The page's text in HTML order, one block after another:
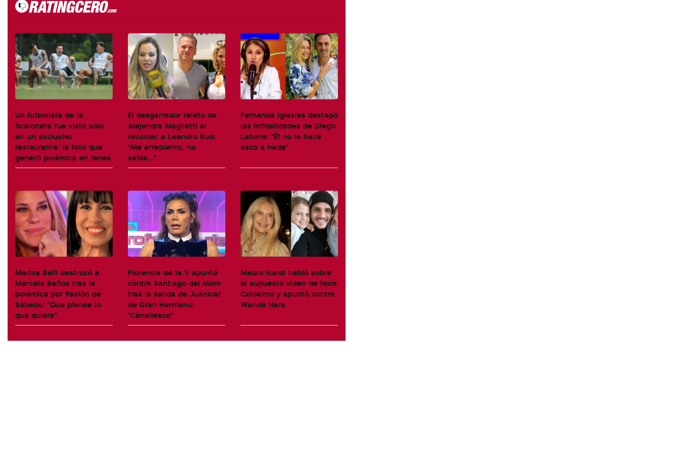
Un futbolista de la
Scaloneta fue visto solo
en un exclusivo
restaurante: la foto que
generó polémica en redes
El desgarrador relato de
Alejandra Maglietti al
recordar a Leandro Rud:
"Me arrepiento, no
sabía..."
Fernanda Iglesias destapó
las infidelidades de Diego
Latorre: "Él no le hace
asco a nada"
Marixa Balli destrozó a
Marcela Baños tras la
polémica por Pasión de
Sábado: "Que piense lo
que quiera"
Florencia de la V apuntó
contra Santiago del Moro
tras la salida de Juanicar
de Gran Hermano:
"Canallesco"
Mauro Icardi habló sobre
el supuesto video de Nora
Colosimo y apuntó contra
Wanda Nara